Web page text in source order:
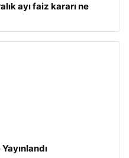
ayı faiz kararı ne